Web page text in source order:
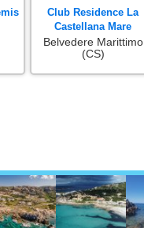
Club Residence La
Castellana Mare
Belvedere Marittimo
(CS)